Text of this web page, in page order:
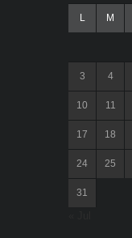
L M
3 4
10 11
17 18
24 25
31